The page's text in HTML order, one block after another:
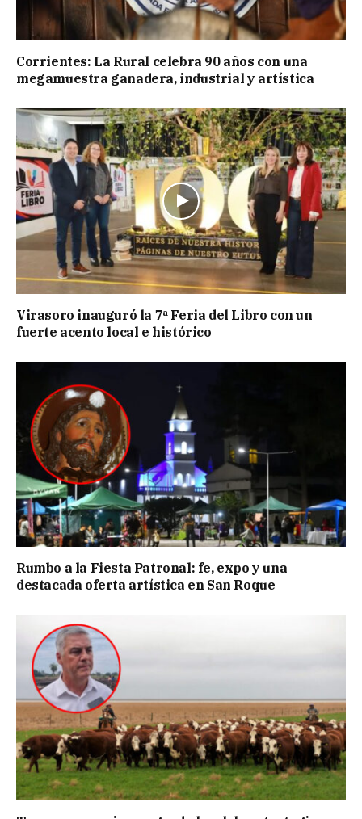
Corrientes: La Rural celebra 90 años con una
megamuestra ganadera, industrial y artística
Virasoro inauguró la 7ª Feria del Libro con un
fuerte acento local e histórico
Rumbo a la Fiesta Patronal: fe, expo y una
destacada oferta artística en San Roque